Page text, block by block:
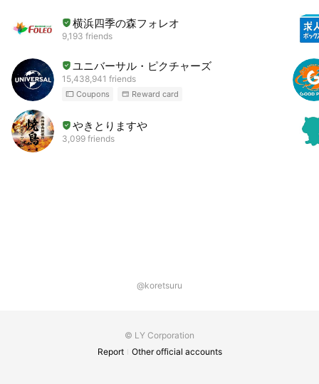
横浜四季の森フォレオ
9,193 friends
ユニバーサル・ピクチャーズ
15,438,941 friends
Coupons Reward card
やきとりますや
3,099 friends
@koretsuru
© LY Corporation
Report
Other official accounts